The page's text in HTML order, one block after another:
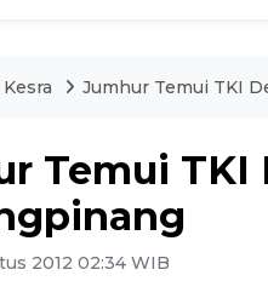
Kesra Jumhur Temui TKI
Temui TKI
2012 02:34 WIB